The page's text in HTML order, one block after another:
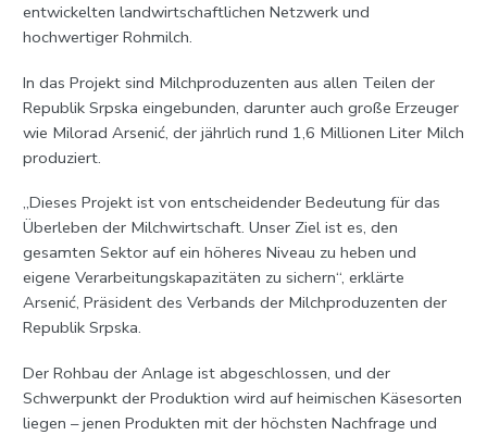
entwickelten landwirtschaftlichen Netzwerk und
hochwertiger Rohmilch.
In das Projekt sind Milchproduzenten aus allen Teilen der
Republik Srpska eingebunden, darunter auch große Erzeuger
wie Milorad Arsenić, der jährlich rund 1,6 Millionen Liter Milch
produziert.
„Dieses Projekt ist von entscheidender Bedeutung für das
Überleben der Milchwirtschaft. Unser Ziel ist es, den
gesamten Sektor auf ein höheres Niveau zu heben und
eigene Verarbeitungskapazitäten zu sichern“, erklärte
Arsenić, Präsident des Verbands der Milchproduzenten der
Republik Srpska.
Der Rohbau der Anlage ist abgeschlossen, und der
Schwerpunkt der Produktion wird auf heimischen Käsesorten
liegen – jenen Produkten mit der höchsten Nachfrage und